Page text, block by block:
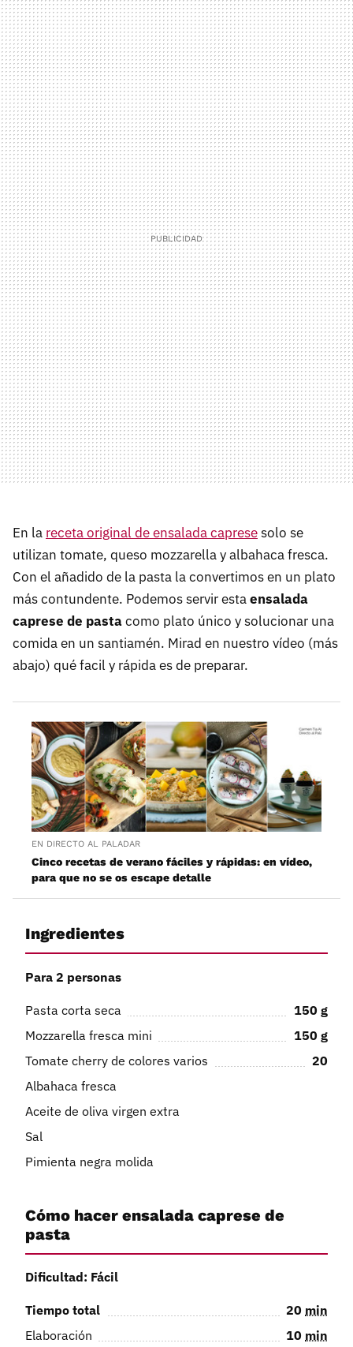
En la receta original de ensalada capresesolo se
utilizan tomate, queso mozzarella y albahaca fresca.
Con el añadido de la pasta la convertimos en un plato
más contundente. Podemos servir estaensalada
caprese de pastacomo plato único y solucionar una
comida en un santiamén. Mirad en nuestro vídeo (más
abajo) qué facil y rápida es de preparar.
EN DIRECTO AL PALADAR
Cinco recetas de verano fáciles y rápidas: en vídeo,
para que no se os escape detalle
Ingredientes
Para 2 personas
Pasta corta seca 150 g
Mozzarella fresca mini
150 g
Tomate cherry de colores varios
20
Albahaca fresca
Aceite de oliva virgen extra
Sal
Pimienta negra molida
Cómo hacer ensalada caprese de
pasta
Dificultad: Fácil
Tiempo total 20 min
Elaboración
10 min